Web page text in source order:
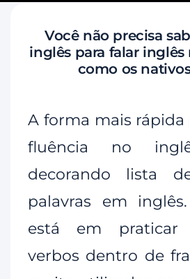
Você não precisa
inglês para falar
como os
A forma mais rápida
fluência no
decorando lista
palavras em
está em praticar
verbos dentro de